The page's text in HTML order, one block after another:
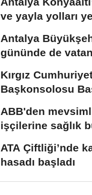
ve yayla yolları
Antalya
gününde de
Kırgız
Başkonsolosu
ABB'den
işçilerine sağlık
ATA Çiftliği’nde
hasadı başladı